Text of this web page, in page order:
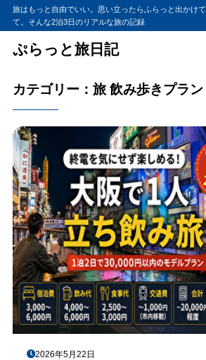
旅はもっと自由でいい。思い立ったらふらっと出かけ
て。そんな2泊3日のリアルな旅の記録
ぷらっと旅日記
カテゴリー：旅 飲み歩きプラン
2026年5月22日